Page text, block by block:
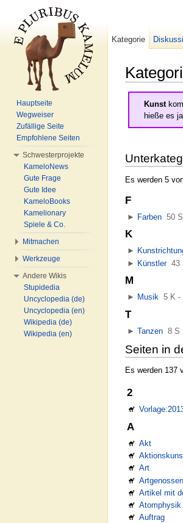
Kunst
hieße es ja
Es werden 5
F
► Farben 50 S
K
►
► Künstler‎ 43
M
► Musik 5 K -
T
►Tanzen 8 S
Seiten in
Es werden 137
2
A
Akt
Art
Artgenossen
Artikel mit
Atomphysik
Auftrag
Kategorie
Hauptseite
Wegweiser
Zufällige Seite
Empfohlene Seiten
Schwesterprojekte
KameloNews
Gute Frage
Gute Idee
KameloBooks
Kamelionary
Spiele & Co.
Mitmachen
Werkzeuge
Andere Wikis
Stupidedia
Uncyclopedia (de)
Uncyclopedia (en)
Wikipedia (de)
Wikipedia (en)